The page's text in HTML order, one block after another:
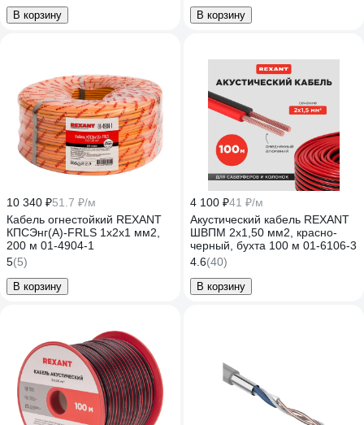
В корзину В корзину
10 340 ₽51.7 ₽/м
Кабель огнестойкий REXANT
КПСЭнг(А)-FRLS 1x2x1 мм2,
200 м 01-4904-1
5(5)
В корзину
4 100 ₽41 ₽/м
Акустический кабель REXANT
ШВПМ 2х1,50 мм2, красно-
черный, бухта 100 м 01-6106-3
4.6(40)
В корзину